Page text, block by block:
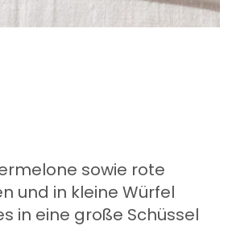
sowie rote
und in kleine Würfel
in eine große Schüssel